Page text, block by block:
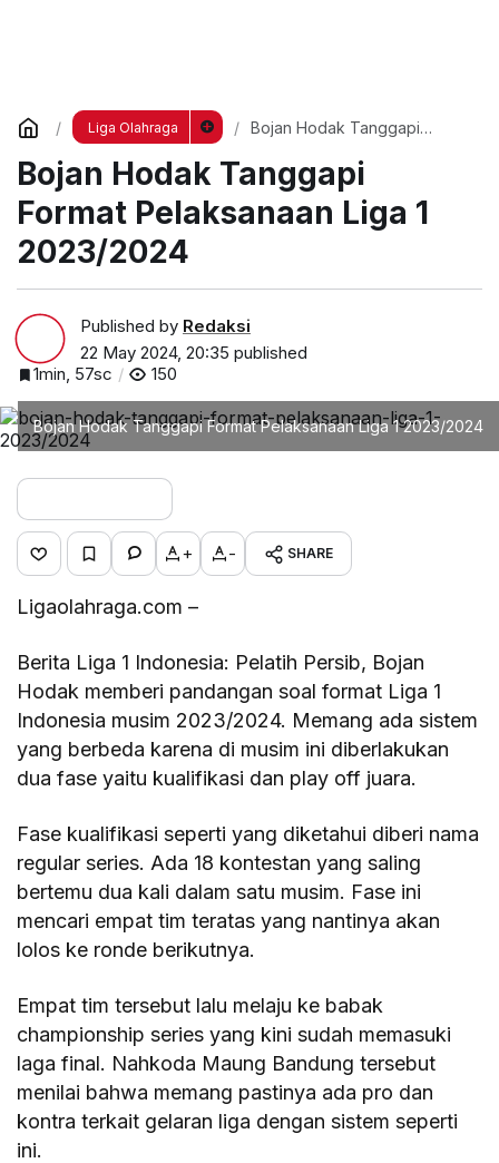
Liga Olahraga
Bojan Hodak Tanggapi
2023/2024
Bojan Hodak Tanggapi
Format Pelaksanaan Liga 1
2023/2024
Published by Redaksi
22 May 2024, 20:35 published
1min, 57sc
150
Bojan Hodak Tanggapi Format Pelaksanaan Liga 1 2023/2024
+ - SHARE
Ligaolahraga.com –
Berita Liga 1 Indonesia: Pelatih Persib, Bojan
Hodak memberi pandangan soal format Liga 1
Indonesia musim 2023/2024. Memang ada sistem
yang berbeda karena di musim ini diberlakukan
dua fase yaitu kualifikasi dan play off juara.
Fase kualifikasi seperti yang diketahui diberi nama
regular series. Ada 18 kontestan yang saling
bertemu dua kali dalam satu musim. Fase ini
mencari empat tim teratas yang nantinya akan
lolos ke ronde berikutnya.
Empat tim tersebut lalu melaju ke babak
championship series yang kini sudah memasuki
laga final. Nahkoda Maung Bandung tersebut
menilai bahwa memang pastinya ada pro dan
kontra terkait gelaran liga dengan sistem seperti
ini.